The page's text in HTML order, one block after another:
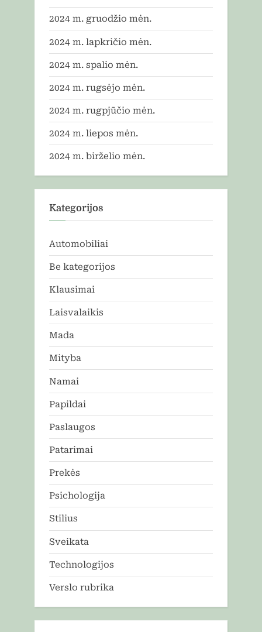
2024 m. gruodžio mėn.
2024 m. lapkričio mėn.
2024 m. spalio mėn.
2024 m. rugsėjo mėn.
2024 m. rugpjūčio mėn.
2024 m. liepos mėn.
2024 m. birželio mėn.
Kategorijos
Automobiliai
Be kategorijos
Klausimai
Laisvalaikis
Mada
Mityba
Namai
Papildai
Paslaugos
Patarimai
Prekės
Psichologija
Stilius
Sveikata
Technologijos
Verslo rubrika